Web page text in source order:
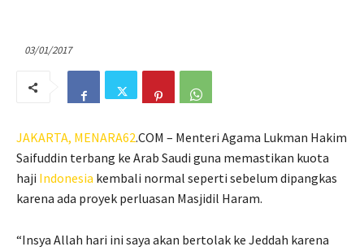
03/01/2017
JAKARTA, MENARA62.COM – Menteri Agama Lukman Hakim
Saifuddin terbang ke Arab Saudi guna memastikan kuota
haji Indonesia kembali normal seperti sebelum dipangkas
karena ada proyek perluasan Masjidil Haram.
“Insya Allah hari ini saya akan bertolak ke Jeddah karena